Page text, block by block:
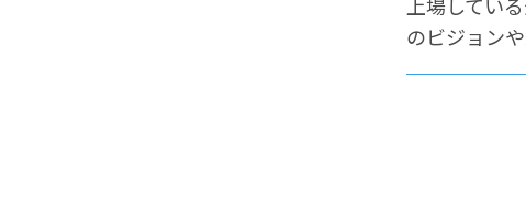
のビジョン